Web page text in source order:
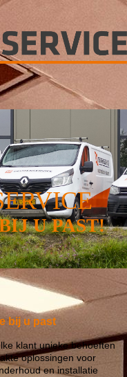
U PAST!
bij u past
klant unieke behoeften
oplossingen voor
en installatie